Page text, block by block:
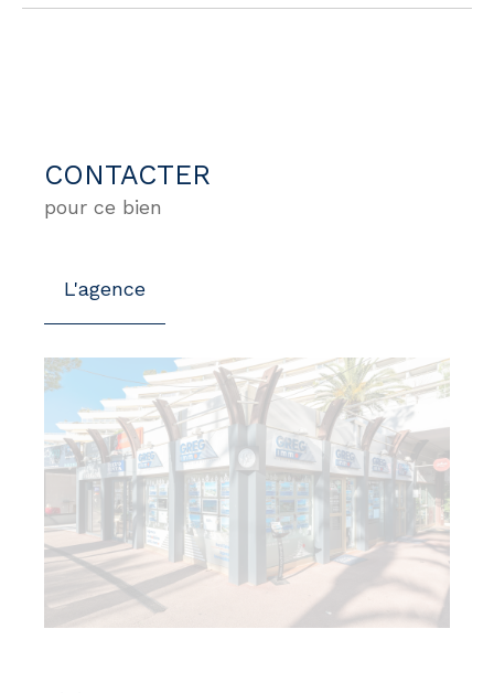
CONTACTER
pour ce bien
L'agence